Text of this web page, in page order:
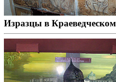
Изразцы в